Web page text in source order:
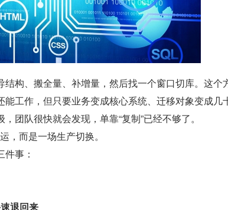
构、搬全量、补增量，然后找一个窗口切库。这个
工作，但只要业务变成核心系统、迁移对象变成几
团队很快就会发现，单靠“复制”已经不够了。
，而是一场生产切换。
事：
退回来